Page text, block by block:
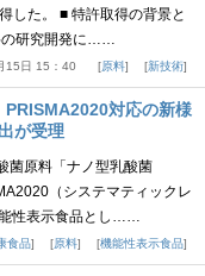
した。 ■ 特許取得の背景と
の研究開発に……
15日 15：40 原料 新技術
対応の新様
が受理
菌原料「ナノ型乳酸菌
（システマティックレ
能性表示食品とし……
食品 原料 機能性表示食品